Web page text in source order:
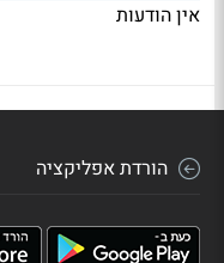
אין הודעות
הורדת אפליקציה